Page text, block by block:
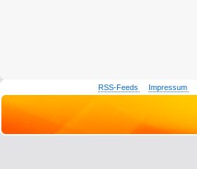
RSS-Feeds Impressum